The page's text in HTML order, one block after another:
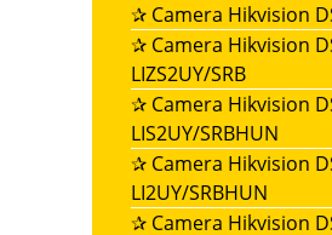
✰ Camera Hikvision
✰ Camera Hikvision
LIZS2UY/SRB
✰ Camera Hikvision
LIS2UY/SRBHUN
✰ Camera Hikvision
LI2UY/SRBHUN
✰ Camera Hikvision